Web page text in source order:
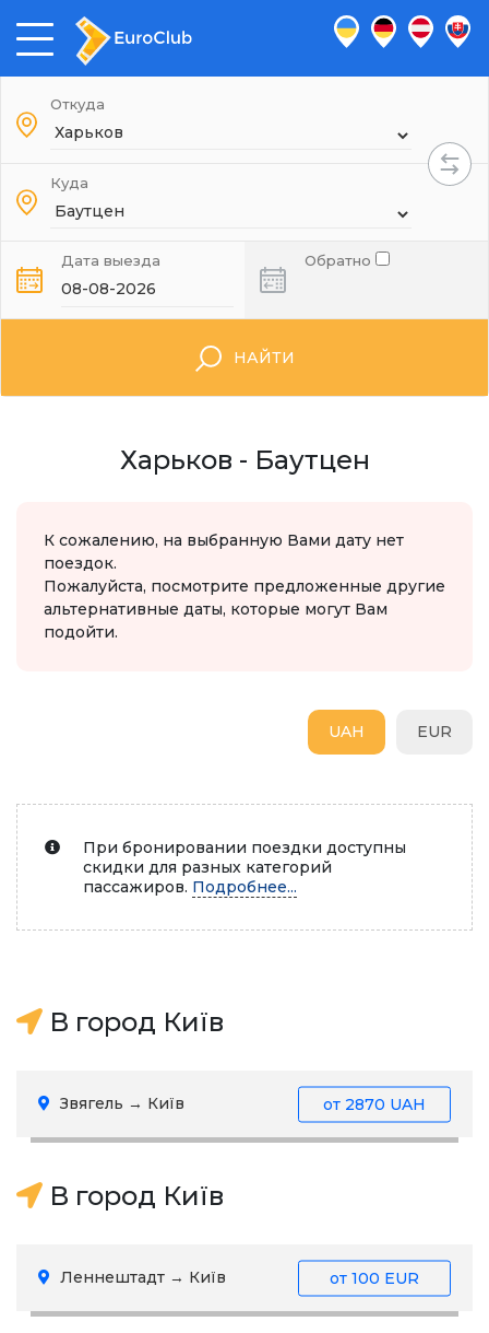
Откуда
Куда
Дата выезда Обратно
НАЙТИ
Харьков - Баутцен
К сожалению, на выбранную Вами дату нет
поездок.
Пожалуйста, посмотрите предложенные другие
альтернативные даты, которые могут Вам
подойти.
EUR
UAH
При бронировании поездки доступны
скидки для разных категорий
пассажиров. Подробнее...
В город Київ
Звягель → Київ от 2870 UAH
В город Київ
Леннештадт → Київ от 100 EUR